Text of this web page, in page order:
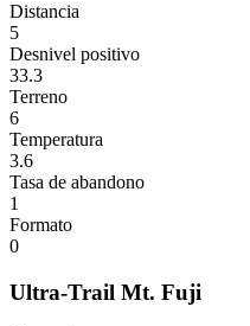
Distancia
5
Desnivel positivo
33.3
Terreno
6
Temperatura
3.6
Tasa de abandono
1
Formato
0
Ultra-Trail Mt. Fuji